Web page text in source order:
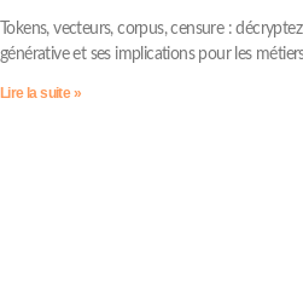
Tokens, vecteurs, corpus, censure :
générative et ses implications pour les
Lire la suite »